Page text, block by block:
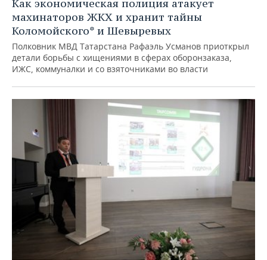
Как экономическая полиция атакует
махинаторов ЖКХ и хранит тайны
Коломойского* и Шевыревых
Полковник МВД Татарстана Рафаэль Усманов приоткрыл
детали борьбы с хищениями в сферах оборонзаказа,
ИЖС, коммуналки и со взяточниками во власти